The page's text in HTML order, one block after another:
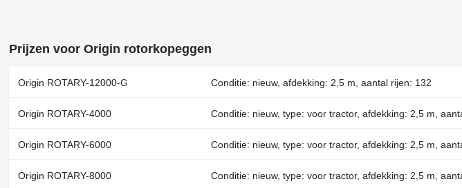
Prijzen voor Origin rotorkopeggen
Origin ROTARY-12000-G Conditie: nieuw, afdekking: 2,5 m, aantal rijen: 132
Origin ROTARY-4000 Conditie: nieuw, type: voor tractor, afdekking: 2,5 m,
Origin ROTARY-6000 Conditie: nieuw, type: voor tractor, afdekking: 2,5 m,
Origin ROTARY-8000 Conditie: nieuw, type: voor tractor, afdekking: 2,5 m,